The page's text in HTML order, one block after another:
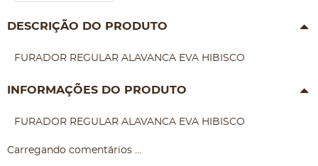
DESCRIÇÃO DO PRODUTO
FURADOR REGULAR ALAVANCA EVA HIBISCO
INFORMAÇÕES DO PRODUTO
FURADOR REGULAR ALAVANCA EVA HIBISCO
Carregando comentários ...